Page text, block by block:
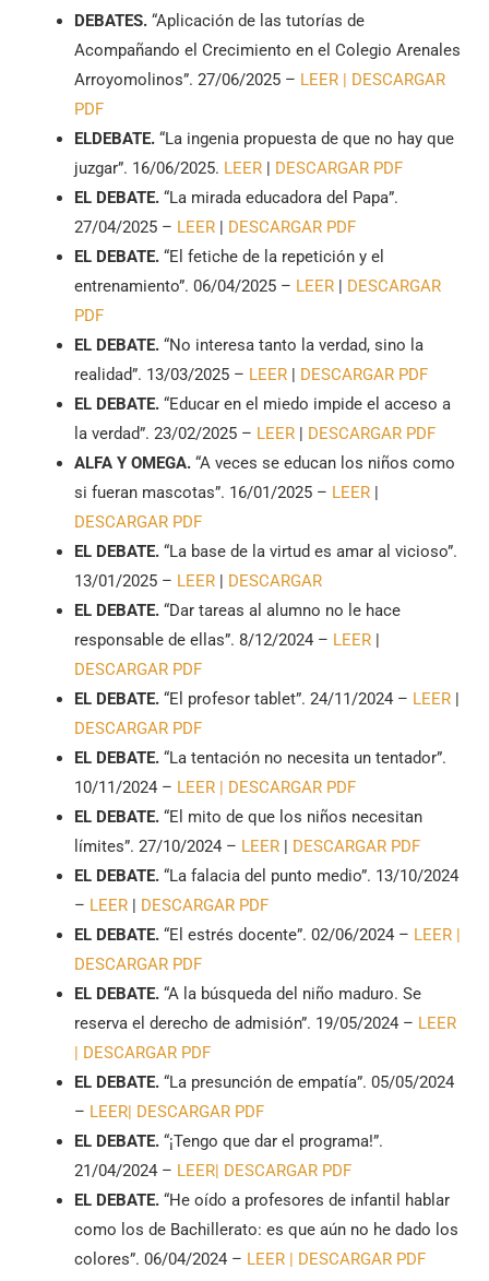
DEBATES. “Aplicación de las tutorías de
Acompañando el Crecimiento en el Colegio Arenales
Arroyomolinos”. 27/06/2025 – LEER | DESCARGAR
PDF
ELDEBATE. “La ingenia propuesta de que no hay que
juzgar”. 16/06/2025. LEER | DESCARGAR PDF
EL DEBATE. “La mirada educadora del Papa”.
27/04/2025 – LEER | DESCARGAR PDF
EL DEBATE. “El fetiche de la repetición y el
entrenamiento”. 06/04/2025 – LEER | DESCARGAR
PDF
EL DEBATE. “No interesa tanto la verdad, sino la
realidad”. 13/03/2025 – LEER | DESCARGAR PDF
EL DEBATE. “Educar en el miedo impide el acceso a
la verdad”. 23/02/2025 – LEER | DESCARGAR PDF
ALFA Y OMEGA. “A veces se educan los niños como
si fueran mascotas”. 16/01/2025 – LEER |
DESCARGAR PDF
EL DEBATE. “La base de la virtud es amar al vicioso”.
13/01/2025 – LEER | DESCARGAR
EL DEBATE. “Dar tareas al alumno no le hace
responsable de ellas”. 8/12/2024 – LEER |
DESCARGAR PDF
EL DEBATE. “El profesor tablet”. 24/11/2024 – LEER |
DESCARGAR PDF
EL DEBATE. “La tentación no necesita un tentador”.
10/11/2024 – LEER | DESCARGAR PDF
EL DEBATE. “El mito de que los niños necesitan
límites”. 27/10/2024 – LEER | DESCARGAR PDF
EL DEBATE.“La falacia del punto medio”. 13/10/2024
– LEER | DESCARGAR PDF
EL DEBATE. “El estrés docente”. 02/06/2024 – LEER |
DESCARGAR PDF
EL DEBATE. “A la búsqueda del niño maduro. Se
reserva el derecho de admisión”. 19/05/2024 – LEER
| DESCARGAR PDF
EL DEBATE. “La presunción de empatía”. 05/05/2024
– LEER| DESCARGAR PDF
EL DEBATE. “¡Tengo que dar el programa!”.
21/04/2024 – LEER| DESCARGAR PDF
EL DEBATE. “He oído a profesores de infantil hablar
como los de Bachillerato: es que aún no he dado los
colores”. 06/04/2024 – LEER | DESCARGAR PDF